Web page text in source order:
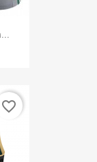
favorite_border